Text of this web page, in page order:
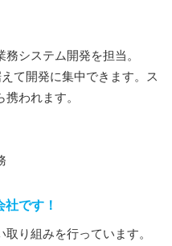
システム開発を担当。
て開発に集中できます。ス
われます。
です！
り組みを行っています。